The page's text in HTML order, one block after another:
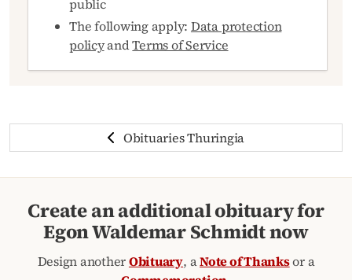
public
The following apply: Data protection
policyandTerms of Service
Obituaries Thuringia
Create an additional obituary for
Egon Waldemar Schmidt now
Design anotherObituary, aNote of Thanksor a